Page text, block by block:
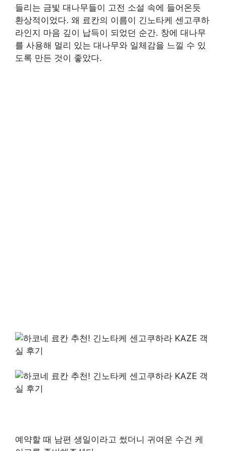
들리는 금빛 대나무들이 고전 소설 속에 들어온듯
환상적이었다. 왜 료칸의 이름이 긴노타케 센고쿠하
라인지 마음 깊이 납득이 되었던 순간. 창에 대나무
를 사용해 멀리 있는 대나무와 일체감을 느낄 수 있
도록 만든 것이 좋았다.
예약할 때 남편 생일이라고 썼더니 귀여운 수건 케